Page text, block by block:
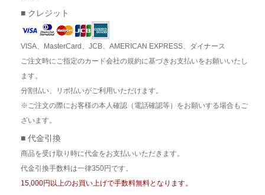
■ クレジット
VISA、MasterCard、JCB、AMERICAN EXPRESS、ダイナース
ご注文時にご指定のカード会社の規約に基づきお支払いをお願いいたし
ます。
分割払い、リボ払いがご利用いただけます。
※ご注文の際にお客様の本人確認（電話確認等）をお願いする場合もご
ざいます。
■ 代金引換
商品を受け取り時に代金をお支払いいただきます。
代金引換手数料は一律350円です。
15,000円以上のお買い上げで手数料無料となります。